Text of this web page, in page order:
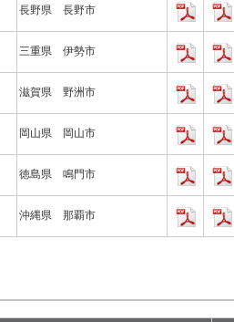
長野県 長野市
三重県 伊勢市
滋賀県 野洲市
岡山県 岡山市
徳島県 鳴門市
沖縄県 那覇市